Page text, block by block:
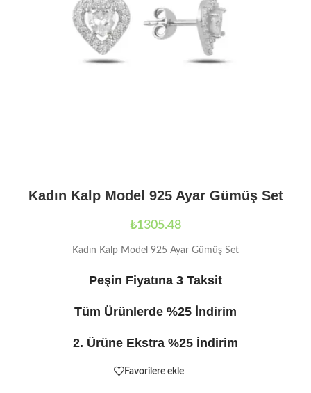
Kadın Kalp Model 925 Ayar Gümüş Set
₺1305.48
Kadın Kalp Model 925 Ayar Gümüş Set
Peşin Fiyatına 3 Taksit
Tüm Ürünlerde %25 İndirim
2. Ürüne Ekstra %25 İndirim
Favorilere ekle